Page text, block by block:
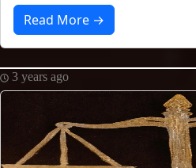
Read More →
3 years ago